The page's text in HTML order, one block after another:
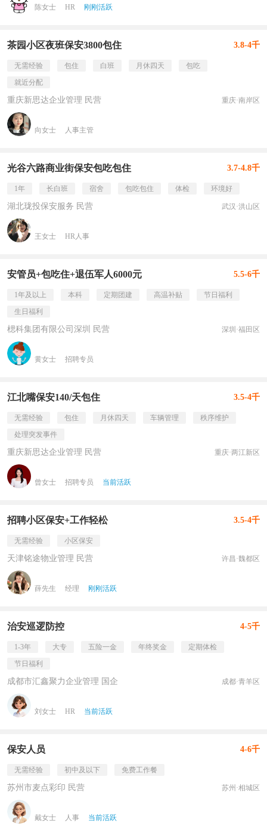
陈女士 HR 刚刚活跃
茶园小区夜班保安3800包住 3.8-4千
无需经验 包住 白班 月休四天
包吃
就近分配
重庆新思达企业管理 民营 重庆·南岸区
向女士 人事主管
光谷六路商业街保安包吃包住 3.7-4.8千
1年 长白班 宿舍 包吃包住 体检 环境好
湖北珑投保安服务 民营 武汉·洪山区
王女士 HR人事
安管员+包吃住+退伍军人6000元 5.5-6千
1年及以上 本科 定期团建 高温补贴
节日福利
生日福利
楒科集团有限公司深圳 民营 深圳·福田区
黄女士 招聘专员
江北嘴保安140/天包住 3.5-4千
无需经验 包住 月休四天 车辆管理
秩序维护
处理突发事件
重庆新思达企业管理 民营 重庆·两江新区
曾女士 招聘专员 当前活跃
招聘小区保安+工作轻松 3.5-4千
无需经验 小区保安
天津铭途物业管理 民营 许昌·魏都区
薛先生 经理 刚刚活跃
治安巡逻防控 4-5千
1-3年 大专 五险一金 年终奖金
定期体检
节日福利
成都市汇鑫聚力企业管理 国企 成都·青羊区
刘女士 HR 当前活跃
保安人员 4-6千
无需经验 初中及以下 免费工作餐
苏州市麦点彩印 民营 苏州·相城区
戴女士 人事 当前活跃